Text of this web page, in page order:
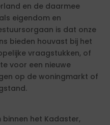
en de daarmee
eigendom en
is dat onze
bieden houvast bij het
vraagstukken, of
voor een nieuwe
op de woningmarkt of
het Kadaster,